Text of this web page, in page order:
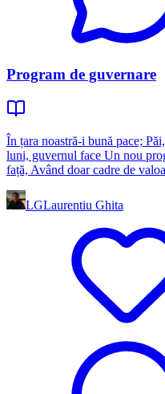
Program de guvernare
În țara noastră-i bună pace;
luni, guvernul face Un nou
față, Având doar cadre de
LGLaurentiu Ghita